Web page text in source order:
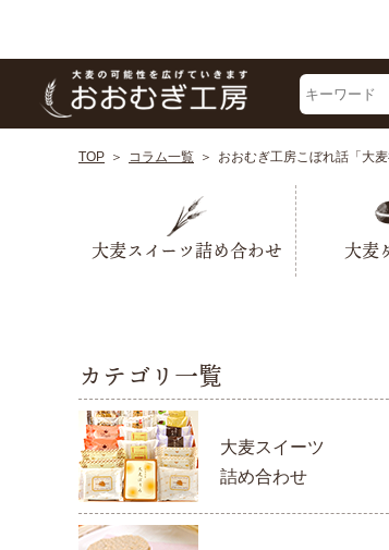
TOP コラム一覧 おおむぎ工房こぼれ話「大麦
大麦スイーツ詰め合わせ 大麦
カテゴリ一覧
大麦スイーツ
詰め合わせ